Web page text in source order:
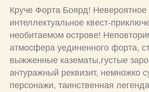
Круче Форта Боярд! Невероятное
интеллектуальное квест-
необитаемом острове!
атмосфера уединенного форта,
выжженные казематы,густые
антуражный реквизит, немножко
персонажи, таинственная